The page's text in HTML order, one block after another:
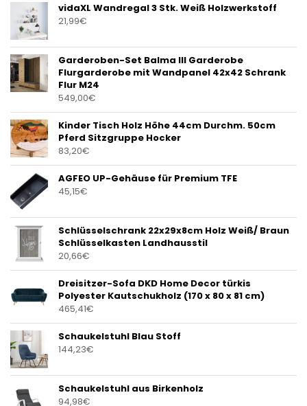
vidaXL Wandregal 3 Stk. Weiß Holzwerkstoff
21,99€
Garderoben-Set Balma III Garderobe
Flurgarderobe mit Wandpanel 42x42 Schrank
Flur M24
549,00€
Kinder Tisch Holz Höhe 44cm Durchm. 50cm
Pferd Sitzgruppe Hocker
83,20€
AGFEO UP-Gehäuse für Premium TFE
45,15€
Schlüsselschrank 22x29x8cm Holz Weiß/ Braun
Schlüsselkasten Landhausstil
20,66€
Dreisitzer-Sofa DKD Home Decor türkis
Polyester Kautschukholz (170 x 80 x 81 cm)
465,41€
Schaukelstuhl Blau Stoff
144,23€
Schaukelstuhl aus Birkenholz
94,98€